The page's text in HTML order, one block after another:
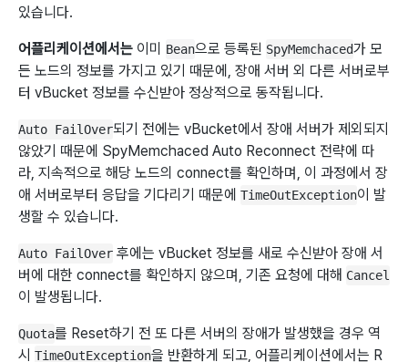
있습니다.
어플리케이션에서는 이미 Bean으로 등록된 SpyMemchaced가 모
든 노드의 정보를 가지고 있기 때문에, 장애 서버 외 다른 서버로부
터 vBucket 정보를 수신받아 정상적으로 동작됩니다.
Auto FailOver되기 전에는 vBucket에서 장애 서버가 제외되지
않았기 때문에 SpyMemchaced Auto Reconnect 전략에 따
라, 지속적으로 해당 노드의 connect를 확인하며, 이 과정에서 장
애 서버로부터 응답을 기다리기 때문에 TimeOutException이 발
생할 수 있습니다.
Auto FailOver 후에는 vBucket 정보를 새로 수신받아 장애 서
버에 대한 connect를 확인하지 않으며, 기존 요청에 대해 Cancel
이 발생됩니다.
Quota를 Reset하기 전 또 다른 서버의 장애가 발생했을 경우 역
시 TimeOutException을 반환하게 되고, 어플리케이션에서는 R